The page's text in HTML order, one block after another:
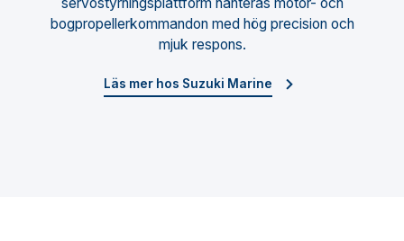
bogpropellerkommandon med hög precision och
mjuk respons.
Läs mer hos Suzuki Marine